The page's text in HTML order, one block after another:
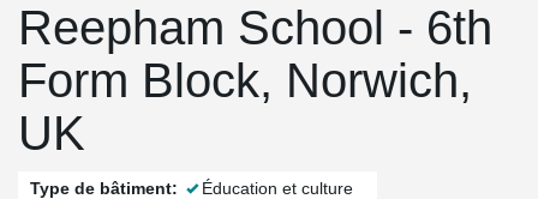
Reepham School - 6th
Form Block, Norwich,
UK
Type de bâtiment: Éducation et culture